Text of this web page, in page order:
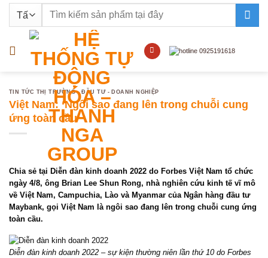
nội
Tìm
TIN TỨC THỊ TRƯỜNG - ĐẦU TƯ - DOANH NGHIỆP
Việt Nam: ‘Ngôi sao đang lên trong chuỗi cung
ứng toàn cầu’
Chia sẻ tại Diễn đàn kinh doanh 2022 do Forbes Việt Nam tổ chức
ngày 4/8, ông Brian Lee Shun Rong, nhà nghiên cứu kinh tế vĩ mô
về Việt Nam, Campuchia, Lào và Myanmar của Ngân hàng đầu tư
Maybank, gọi Việt Nam là ngôi sao đang lên trong chuỗi cung ứng
toàn cầu.
Diễn đàn kinh doanh 2022 – sự kiện thường niên lần thứ 10 do Forbes